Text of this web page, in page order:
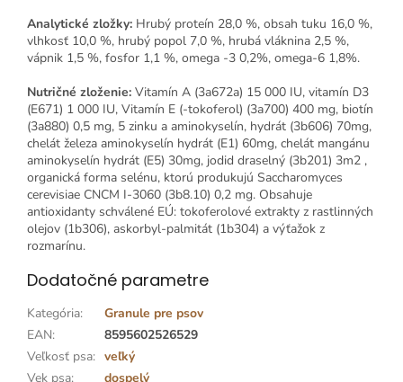
Analytické zložky: Hrubý proteín 28,0 %, obsah tuku 16,0 %,
vlhkosť 10,0 %, hrubý popol 7,0 %, hrubá vláknina 2,5 %,
vápnik 1,5 %, fosfor 1,1 %, omega -3 0,2%, omega-6 1,8%.
Nutričné ​​zloženie: Vitamín A (3a672a) 15 000 IU, vitamín D3
(E671) 1 000 IU, Vitamín E (-tokoferol) (3a700) 400 mg, biotín
(3a880) 0,5 mg, 5 zinku a aminokyselín, hydrát (3b606) 70mg,
chelát železa aminokyselín hydrát (E1) 60mg, chelát mangánu
aminokyselín hydrát (E5) 30mg, jodid draselný (3b201) 3m2 ,
organická forma selénu, ktorú produkujú Saccharomyces
cerevisiae CNCM I-3060 (3b8.10) 0,2 mg. Obsahuje
antioxidanty schválené EÚ: tokoferolové extrakty z rastlinných
olejov (1b306), askorbyl-palmitát (1b304) a výťažok z
rozmarínu.
Dodatočné parametre
Kategória:
Granule pre psov
EAN:
8595602526529
Veľkosť psa: veľký
Vek psa:
dospelý